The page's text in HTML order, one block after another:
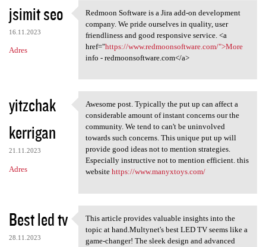
jsimit seo
16.11.2023
Adres
Redmoon Software is a Jira
Redmoon Software is a Jira add-on development
company. We pride ourselves in quality, user
friendliness and good responsive service. <a
href="https://www.redmoonsoftware.com/">More
info - redmoonsoftware.com</a>
yitzchak
kerrigan
21.11.2023
Adres
Awesome post. Typically the
Awesome post. Typically the put up can affect a
considerable amount of instant concerns our the
community. We tend to can't be uninvolved
towards such concerns. This unique put up will
provide good ideas not to mention strategies.
Especially instructive not to mention efficient. this
website https://www.manyxtoys.com/
Best led tv
28.11.2023
This article provides
This article provides valuable insights into the
topic at hand.Multynet's best LED TV seems like a
game-changer! The sleek design and advanced